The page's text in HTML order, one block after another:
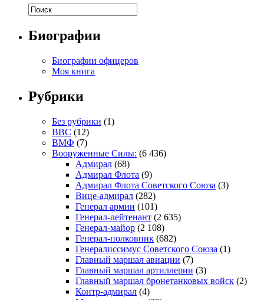
Биографии
Биографии офицеров
Моя книга
Рубрики
Без рубрики (1)
ВВС (12)
ВМФ (7)
Вооруженные Силы: (6 436)
Адмирал (68)
Адмирал Флота (9)
Адмирал Флота Советского Союза (3)
Вице-адмирал (282)
Генерал армии (101)
Генерал-лейтенант (2 635)
Генерал-майор (2 108)
Генерал-полковник (682)
Генералиссимус Советского Союза (1)
Главный маршал авиации (7)
Главный маршал артиллерии (3)
Главный маршал бронетанковых войск (2)
Контр-адмирал (4)